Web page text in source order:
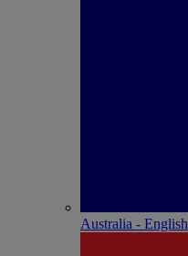
Australia - English